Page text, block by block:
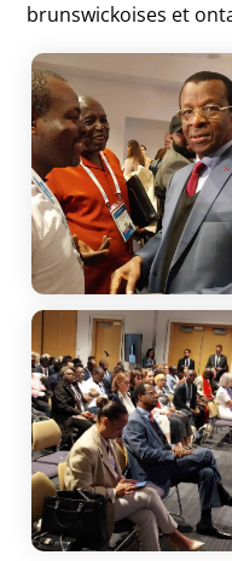
brunswickoises et